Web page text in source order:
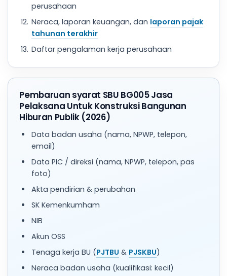
perusahaan
Neraca, laporan keuangan, dan laporan pajak
tahunan terakhir
Daftar pengalaman kerja perusahaan
Pembaruan syarat SBU BG005 Jasa
Pelaksana Untuk Konstruksi Bangunan
Hiburan Publik (2026)
Data badan usaha (nama, NPWP, telepon,
email)
Data PIC / direksi (nama, NPWP, telepon, pas
foto)
Akta pendirian & perubahan
SK Kemenkumham
NIB
Akun OSS
Tenaga kerja BU (PJTBU & PJSKBU)
Neraca badan usaha (kualifikasi: kecil)